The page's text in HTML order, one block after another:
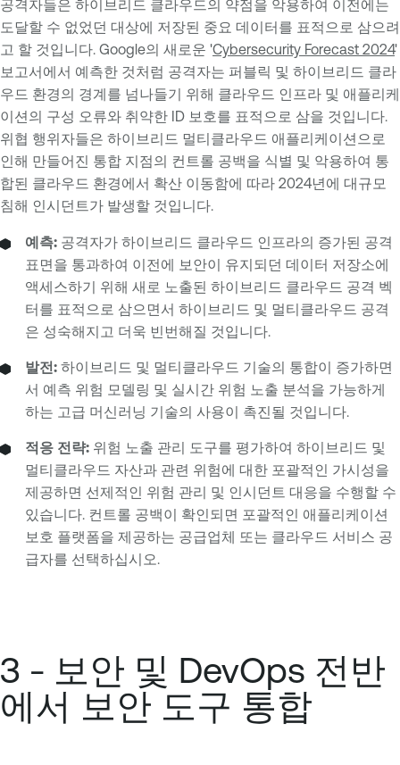
공격자들은 하이브리드 클라우드의 약점을 악용하여 이전에는
도달할 수 없었던 대상에 저장된 중요 데이터를 표적으로 삼으려
고 할 것입니다. Google의 새로운 'Cybersecurity Forecast 2024'
보고서에서 예측한 것처럼 공격자는 퍼블릭 및 하이브리드 클라
우드 환경의 경계를 넘나들기 위해 클라우드 인프라 및 애플리케
이션의 구성 오류와 취약한 ID 보호를 표적으로 삼을 것입니다.
위협 행위자들은 하이브리드 멀티클라우드 애플리케이션으로
인해 만들어진 통합 지점의 컨트롤 공백을 식별 및 악용하여 통
합된 클라우드 환경에서 확산 이동함에 따라 2024년에 대규모
침해 인시던트가 발생할 것입니다.
예측: 공격자가 하이브리드 클라우드 인프라의 증가된 공격
표면을 통과하여 이전에 보안이 유지되던 데이터 저장소에
액세스하기 위해 새로 노출된 하이브리드 클라우드 공격 벡
터를 표적으로 삼으면서 하이브리드 및 멀티클라우드 공격
은 성숙해지고 더욱 빈번해질 것입니다.
발전: 하이브리드 및 멀티클라우드 기술의 통합이 증가하면
서 예측 위험 모델링 및 실시간 위험 노출 분석을 가능하게
하는 고급 머신러닝 기술의 사용이 촉진될 것입니다.
적응 전략: 위험 노출 관리 도구를 평가하여 하이브리드 및
멀티클라우드 자산과 관련 위험에 대한 포괄적인 가시성을
제공하면 선제적인 위험 관리 및 인시던트 대응을 수행할 수
있습니다. 컨트롤 공백이 확인되면 포괄적인 애플리케이션
보호 플랫폼을 제공하는 공급업체 또는 클라우드 서비스 공
급자를 선택하십시오.
3 - 보안 및 DevOps 전반
에서 보안 도구 통합